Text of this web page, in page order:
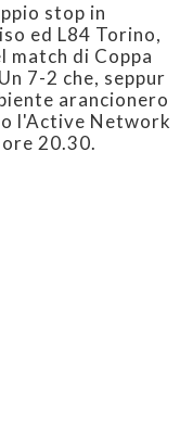
stop in
ed L84 Torino,
di Coppa
7-2 che, seppur
arancionero
l'Active Network
20.30.